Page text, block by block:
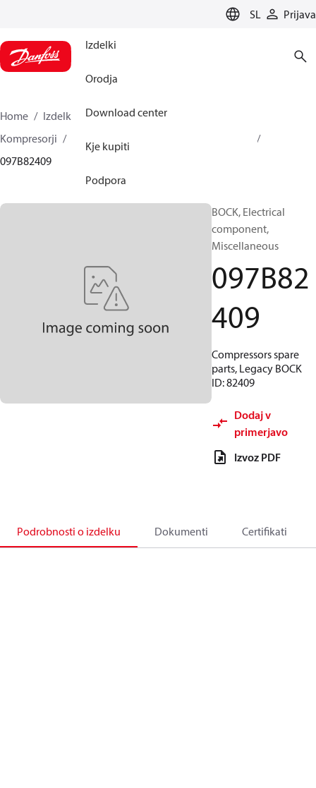
SL Prijava
Izdelki
Orodja
Download center
Kje kupiti
Podpora
Home Izdelki
Climate Solutions za ogrevanje
Kompresorji
097B82409
BOCK, Electrical
component,
Miscellaneous
097B82
409
Compressors spare
parts, Legacy BOCK
ID: 82409
Dodaj v
primerjavo
Izvoz PDF
Podrobnosti o izdelku Dokumenti Certifikati